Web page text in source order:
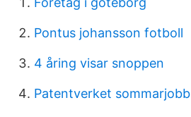
Pontus johansson fotboll
4 åring visar snoppen
Patentverket sommarjobb